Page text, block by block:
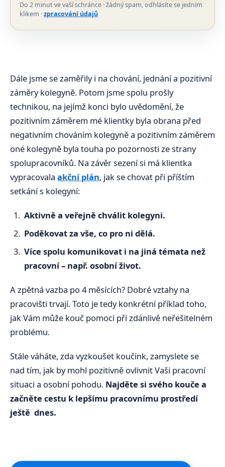
Do 2 minut ve vaší schránce · žádný spam, odhlásíte se jedním
klikem ·zpracování údajů
Dále jsme se zaměřily i na chování, jednání a pozitivní
záměry kolegyně. Potom jsme spolu prošly
technikou, na jejímž konci bylo uvědomění, že
pozitivním záměrem mé klientky byla obrana před
negativním chováním kolegyně a pozitivním záměrem
oné kolegyně byla touha po pozornosti ze strany
spolupracovníků. Na závěr sezení si má klientka
vypracovala akční plán, jak se chovat při příštím
setkání s kolegyní:
Aktivně a veřejně chválit kolegyni.
Poděkovat za vše, co pro ni dělá.
Více spolu komunikovat i na jiná témata než
pracovní – např. osobní život.
A zpětná vazba po 4 měsících? Dobré vztahy na
pracovišti trvají. Toto je tedy konkrétní příklad toho,
jak Vám může kouč pomoci při zdánlivě neřešitelném
problému.
Stále váháte, zda vyzkoušet koučink, zamyslete se
nad tím, jak by mohl pozitivně ovlivnit Vaši pracovní
situaci a osobní pohodu. Najděte si svého kouče a
začněte cestu k lepšímu pracovnímu prostředí
ještě dnes.